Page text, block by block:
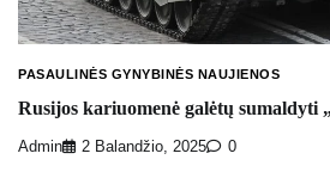
PASAULINĖS GYNYBINĖS NAUJIENOS
Rusijos kariuomenė galėtų sumaldyti
Admin 2 Balandžio, 2025 0